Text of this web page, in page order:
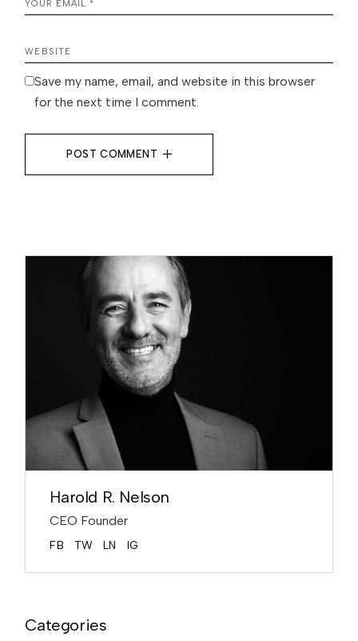
Save my name, email, and website in this browser
for the next time I comment.
POST COMMENT
Harold R. Nelson
CEO Founder
FB TW LN IG
Categories